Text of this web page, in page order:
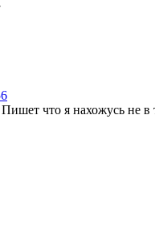
Пишет что я нахожусь не